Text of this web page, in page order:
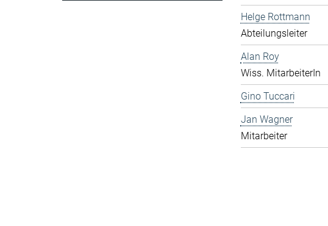
Helge Rottmann
Abteilungsleiter
Alan Roy
Wiss. MitarbeiterIn
Gino Tuccari
Jan Wagner
Mitarbeiter